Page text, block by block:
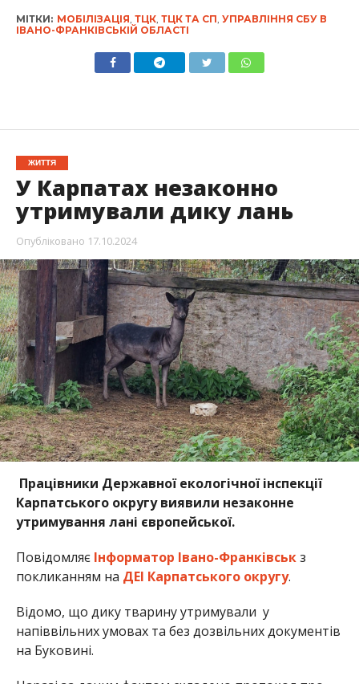
МІТКИ: МОБІЛІЗАЦІЯ, ТЦК, ТЦК ТА СП, УПРАВЛІННЯ СБУ В
ІВАНО-ФРАНКІВСЬКІЙ ОБЛАСТІ
ЖИТТЯ
У Карпатах незаконно
утримували дику лань
Опубліковано 17.10.2024
Працівники Державної екологічної інспекції
Карпатського округу виявили незаконне
утримування лані європейської.
Повідомляє Інформатор Івано-Франківськз
покликанням на ДЕІ Карпатського округу.
Відомо, що дику тварину утримували у
напіввільних умовах та без дозвільних документів
на Буковині.